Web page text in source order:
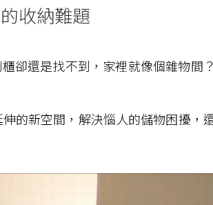
收納難題
卻還是找不到，家裡就像個雜物間
的新空間，解決惱人的儲物困擾，